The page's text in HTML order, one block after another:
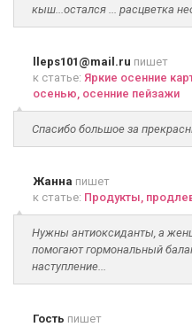
кыш...остался ... расцветка
lleps101@mail.ru пишет
к статье: Яркие осенние
осенью, осенние пейзажи
Спасибо большое за
Жанна пишет
к статье: Продукты,
Нужны антиоксиданты, а
помогают гормональный
наступление...
Гость пишет